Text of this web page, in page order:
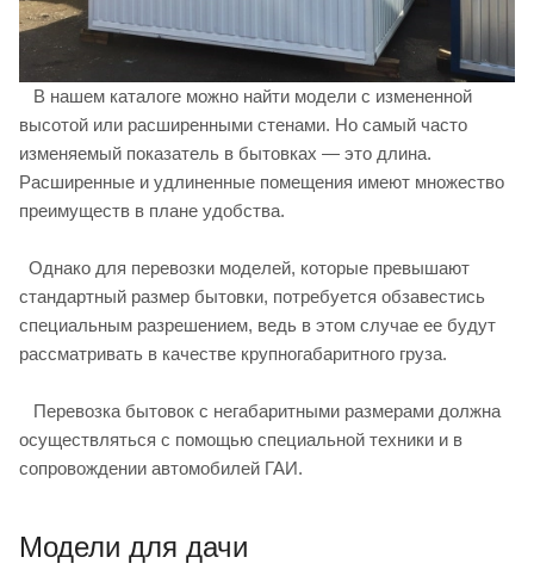
В нашем каталоге можно найти модели с измененной
высотой или расширенными стенами. Но самый часто
изменяемый показатель в бытовках — это длина.
Расширенные и удлиненные помещения имеют множество
преимуществ в плане удобства.
Однако для перевозки моделей, которые превышают
стандартный размер бытовки, потребуется обзавестись
специальным разрешением, ведь в этом случае ее будут
рассматривать в качестве крупногабаритного груза.
Перевозка бытовок с негабаритными размерами должна
осуществляться с помощью специальной техники и в
сопровождении автомобилей ГАИ.
Модели для дачи